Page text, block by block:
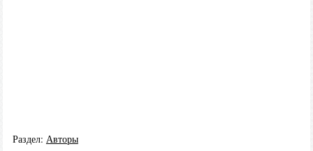
Раздел: Авторы